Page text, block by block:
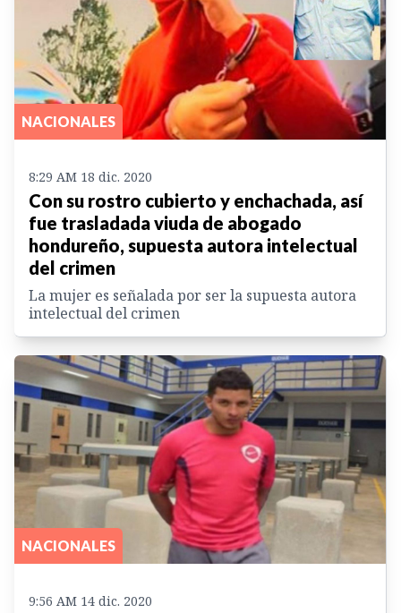
NACIONALES
8:29 AM 18 dic. 2020
Con su rostro cubierto y enchachada, así
fue trasladada viuda de abogado
hondureño, supuesta autora intelectual
del crimen
La mujer es señalada por ser la supuesta autora
intelectual del crimen
NACIONALES
9:56 AM 14 dic. 2020